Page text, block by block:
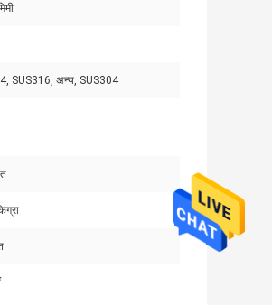
SUS316, अन्य, SUS304